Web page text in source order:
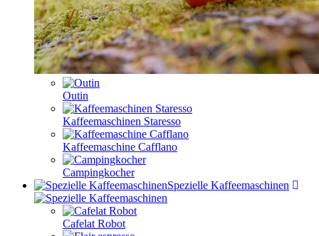
Outin
Kaffeemaschinen Staresso
Kaffeemaschine Cafflano
Campingkocher
Spezielle Kaffeemaschinen
Cafelat Robot